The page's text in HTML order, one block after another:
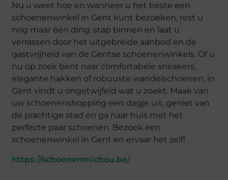
Nu u weet hoe en wanneer u het beste een
schoenenwinkel in Gent kunt bezoeken, rest u
nog maar één ding: stap binnen en laat u
verrassen door het uitgebreide aanbod en de
gastvrijheid van de Gentse schoenenwinkels. Of u
nu op zoek bent naar comfortabele sneakers,
elegante hakken of robuuste wandelschoenen, in
Gent vindt u ongetwijfeld wat u zoekt. Maak van
uw schoenenshopping een dagje uit, geniet van
de prachtige stad en ga naar huis met het
perfecte paar schoenen. Bezoek een
schoenenwinkel in Gent en ervaar het zelf!
https://schoenenmichou.be/